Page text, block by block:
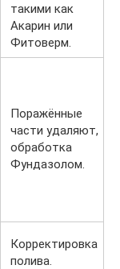
такими как
Акарин или
Фитоверм.
Поражённые
части удаляют,
обработка
Фундазолом.
Корректировка
полива.